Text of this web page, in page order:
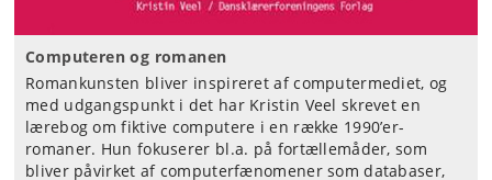
Computeren og romanen
Romankunsten bliver inspireret af computermediet, og
med udgangspunkt i det har Kristin Veel skrevet en
lærebog om fiktive computere i en række 1990’er-
romaner. Hun fokuserer bl.a. på fortællemåder, som
bliver påvirket af computerfænomener som databaser,